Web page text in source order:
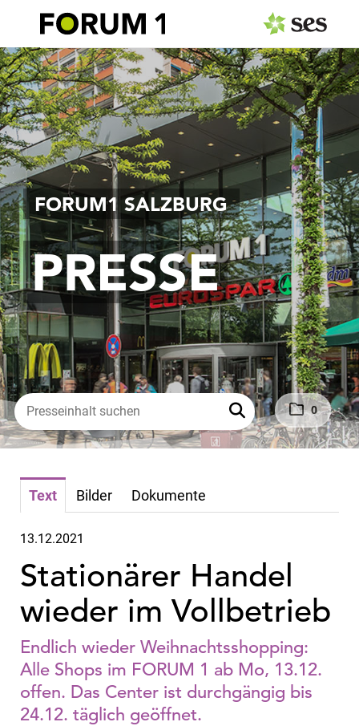
0
FORUM1 SALZBURG
PRESSE
PRESSEAUSSENDUNGEN
Center & Marken
Events
Services
MEDIAGALERIE
PRESSEKONTAKT
Text Bilder Dokumente
13.12.2021
Stationärer Handel
wieder im Vollbetrieb
Endlich wieder Weihnachtsshopping:
Alle Shops im FORUM 1 ab Mo, 13.12.
offen. Das Center ist durchgängig bis
24.12. täglich geöffnet.